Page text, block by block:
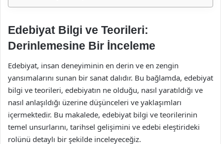
Edebiyat Bilgi ve Teorileri:
Derinlemesine Bir İnceleme
Edebiyat, insan deneyiminin en derin ve en zengin
yansımalarını sunan bir sanat dalıdır. Bu bağlamda, edebiyat
bilgi ve teorileri, edebiyatın ne olduğu, nasıl yaratıldığı ve
nasıl anlaşıldığı üzerine düşünceleri ve yaklaşımları
içermektedir. Bu makalede, edebiyat bilgi ve teorilerinin
temel unsurlarını, tarihsel gelişimini ve edebi eleştirideki
rolünü detaylı bir şekilde inceleyeceğiz.